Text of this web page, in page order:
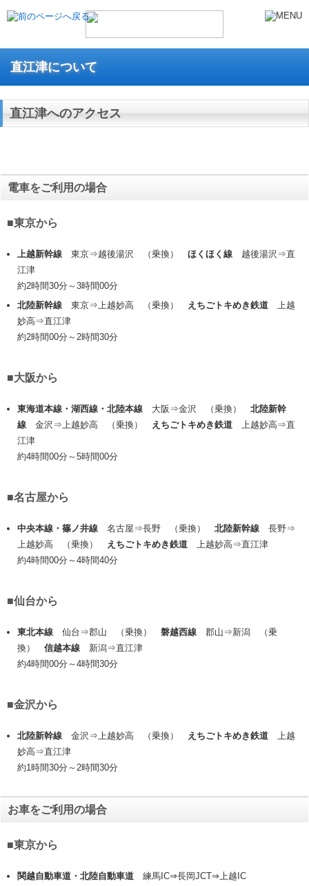
直江津について
直江津へのアクセス
電車をご利用の場合
■東京から
上越新幹線 東京⇒越後湯沢 （乗換） ほくほく線 越後湯沢⇒直
江津
約2時間30分～3時間00分
北陸新幹線 東京⇒上越妙高 （乗換） えちごトキめき鉄道 上越
妙高⇒直江津
約2時間00分～2時間30分
■大阪から
東海道本線・湖西線・北陸本線 大阪⇒金沢 （乗換） 北陸新幹
線 金沢⇒上越妙高 （乗換） えちごトキめき鉄道 上越妙高⇒直
江津
約4時間00分～5時間00分
■名古屋から
中央本線・篠ノ井線 名古屋⇒長野 （乗換） 北陸新幹線 長野⇒
上越妙高 （乗換）
えちごトキめき鉄道 上越妙高⇒直江津
約4時間00分～4時間40分
■仙台から
東北本線 仙台⇒郡山 （乗換） 磐越西線 郡山⇒新潟 （乗
換） 信越本線 新潟⇒直江津
約4時間00分～4時間30分
■金沢から
北陸新幹線 金沢⇒上越妙高 （乗換） えちごトキめき鉄道 上越
妙高⇒直江津
約1時間30分～2時間30分
お車をご利用の場合
■東京から
関越自動車道・北陸自動車道 練馬IC⇒長岡JCT⇒上越IC